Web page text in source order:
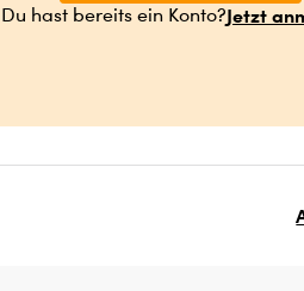
Du hast bereits ein Konto?Jetzt